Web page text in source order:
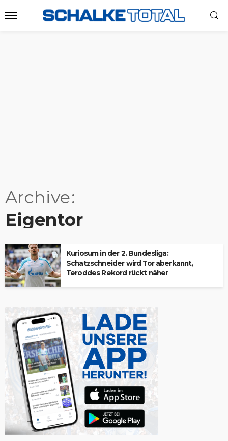
Archive
Eigentor
Kuriosum in der 2. Bundesliga:
Schatzschneider wird Tor aberkannt,
Teroddes Rekord rückt näher